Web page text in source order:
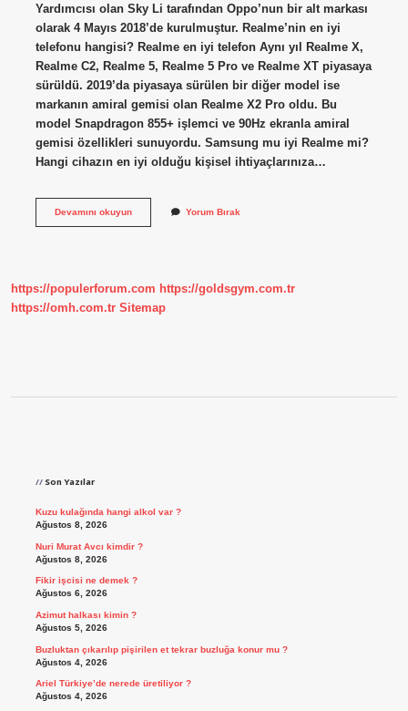
Yardımcısı olan Sky Li tarafından Oppo’nun bir alt markası
olarak 4 Mayıs 2018’de kurulmuştur. Realme’nin en iyi
telefonu hangisi? Realme en iyi telefon Aynı yıl Realme X,
Realme C2, Realme 5, Realme 5 Pro ve Realme XT piyasaya
sürüldü. 2019’da piyasaya sürülen bir diğer model ise
markanın amiral gemisi olan Realme X2 Pro oldu. Bu
model Snapdragon 855+ işlemci ve 90Hz ekranla amiral
gemisi özellikleri sunuyordu. Samsung mu iyi Realme mi?
Hangi cihazın en iyi olduğu kişisel ihtiyaçlarınıza…
Devamını okuyunRealme
Yorum Bırak
https://populerforum.com https://goldsgym.com.tr
https://omh.com.tr Sitemap
Son Yazılar
Kuzu kulağında hangi alkol var ?
Ağustos 8, 2026
Nuri Murat Avcı kimdir ?
Ağustos 8, 2026
Fikir işcisi ne demek ?
Ağustos 6, 2026
Azimut halkası kimin ?
Ağustos 5, 2026
Buzluktan çıkarılıp pişirilen et tekrar buzluğa konur mu ?
Ağustos 4, 2026
Ariel Türkiye’de nerede üretiliyor ?
Ağustos 4, 2026